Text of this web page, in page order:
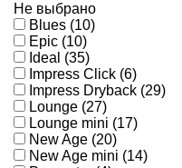
Не выбрано
Blues (10)
Epic (10)
Ideal (35)
Impress Click (6)
Impress Dryback (29)
Lounge (27)
Lounge mini (17)
New Age (20)
New Age mini (14)